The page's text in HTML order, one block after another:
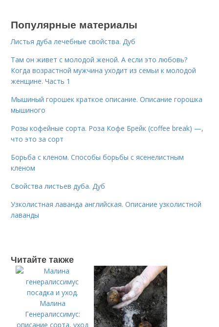
Популярные материалы
Листья дуба лечебные свойства. Дуб
Там он живет с молодой женой. А если это любовь?
Когда возрастной мужчина уходит из семьи к молодой
женщине. Часть 1
Мышиный горошек краткое описание. Описание горошка
мышиного
Розы кофейные сорта. Роза Кофе Брейк (coffee break) —,
что это за сорт
Борьба с кленом. Способы борьбы с ясенелистным
кленом
Свойства листьев дуба. Дуб
Узколистная лаванда английская. Описание узколистной
лаванды
Читайте также